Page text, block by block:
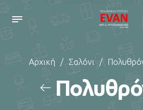
Αρχική / Σαλόνι /